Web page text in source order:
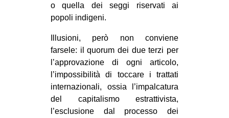
o quella dei seggi riservati ai
popoli indigeni.
Illusioni, però non conviene
farsele: il quorum dei due terzi per
l’approvazione di ogni articolo,
l’impossibilità di toccare i trattati
internazionali, ossia l’impalcatura
del capitalismo estrattivista,
l’esclusione dal processo dei